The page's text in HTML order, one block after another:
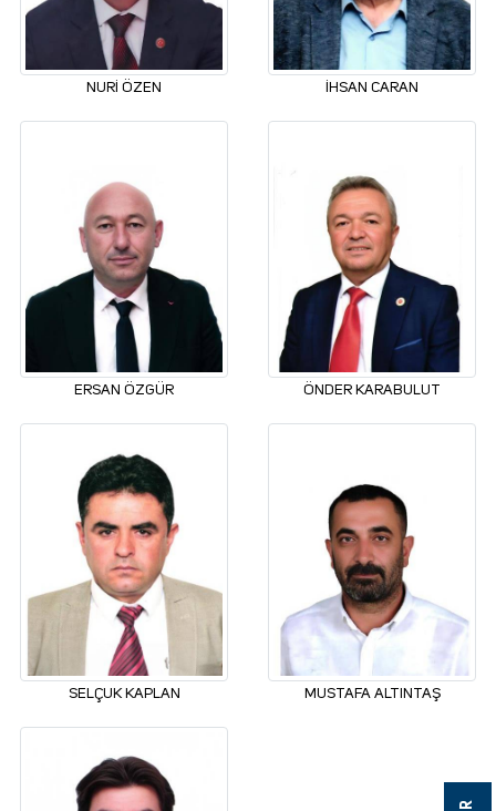
NURİ ÖZEN İHSAN CARAN
ERSAN ÖZGÜR ÖNDER KARABULUT
SELÇUK KAPLAN MUSTAFA ALTINTAŞ